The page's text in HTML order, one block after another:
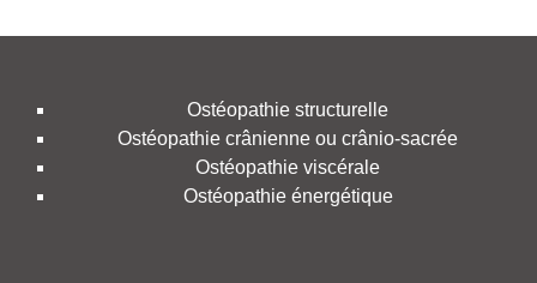
Ostéopathie structurelle
Ostéopathie crânienne ou crânio-sacrée
Ostéopathie viscérale
Ostéopathie énergétique